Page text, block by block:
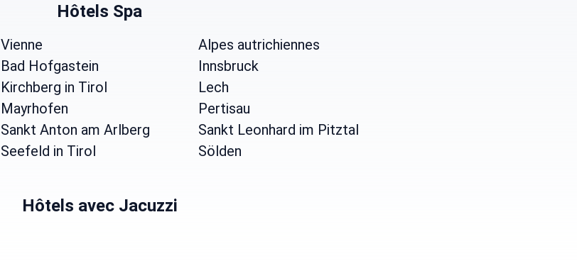
Hôtels Spa
Vienne
Alpes autrichiennes
Bad Hofgastein
Innsbruck
Kirchberg in Tirol
Lech
Mayrhofen
Pertisau
Sankt Anton am Arlberg
Sankt Leonhard im Pitztal
Seefeld in Tirol
Sölden
Hôtels avec Jacuzzi